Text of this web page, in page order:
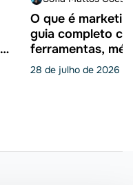
O que é
guia completo
ferramentas,
aplicar
28 de julho de 2026